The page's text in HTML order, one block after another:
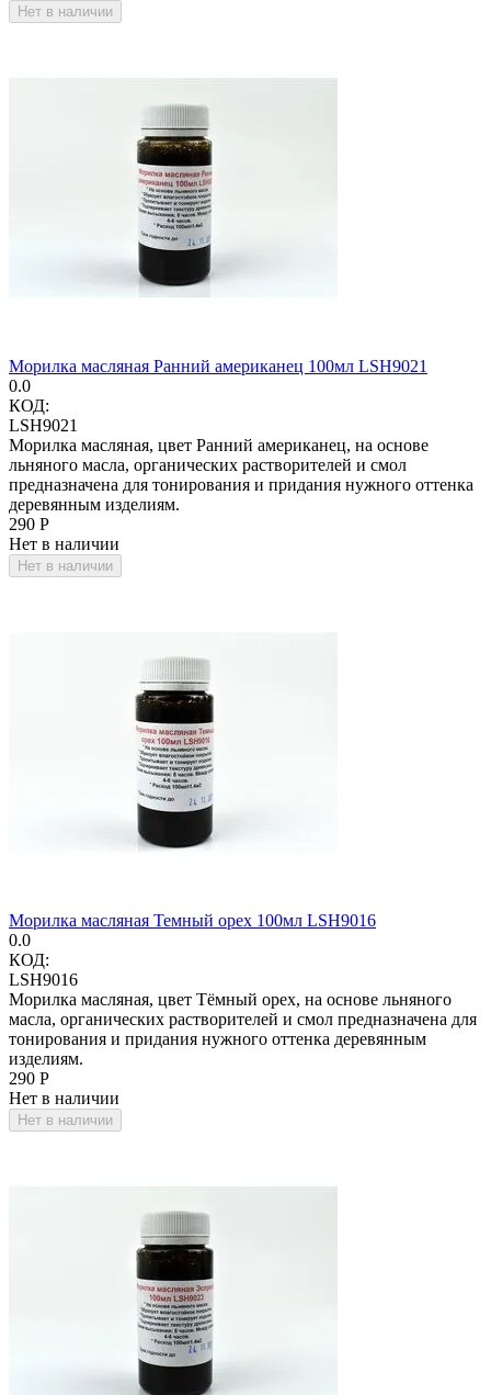
Нет в наличии
Морилка масляная Ранний американец 100мл LSH9021
0.0
КОД:
LSH9021
Морилка масляная, цвет Ранний американец, на основе
льняного масла, органических растворителей и смол
предназначена для тонирования и придания нужного оттенка
деревянным изделиям.
‍290‍ Р
Нет в наличии
Нет в наличии
Морилка масляная Темный орех 100мл LSH9016
0.0
КОД:
LSH9016
Морилка масляная, цвет Тёмный орех, на основе льняного
масла, органических растворителей и смол предназначена для
тонирования и придания нужного оттенка деревянным
изделиям.
‍290‍ Р
Нет в наличии
Нет в наличии